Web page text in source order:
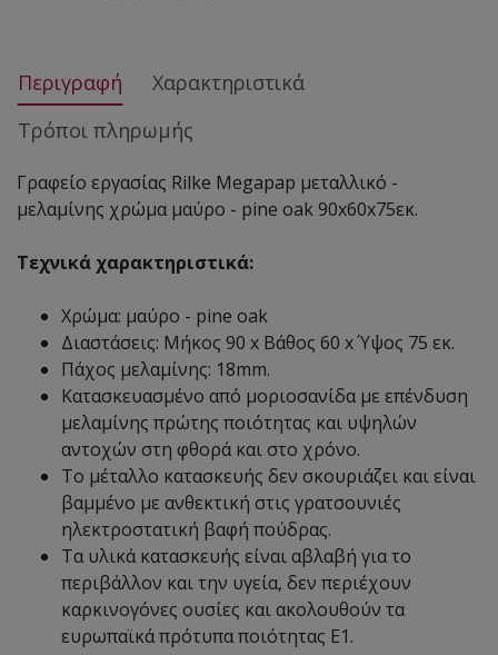
Περιγραφή
Χαρακτηριστικά
Τρόποι πληρωμής
Γραφείο εργασίας Rilke Megapap μεταλλικό -
μελαμίνης χρώμα μαύρο - pine oak 90x60x75εκ.
Τεχνικά χαρακτηριστικά:
Χρώμα: μαύρο - pine oak
Διαστάσεις: Μήκος 90 x Βάθος 60 x Ύψος 75 εκ.
Πάχος μελαμίνης: 18mm.
Κατασκευασμένο από μοριοσανίδα με επένδυση
μελαμίνης πρώτης ποιότητας και υψηλών
αντοχών στη φθορά και στο χρόνο.
Το μέταλλο κατασκευής δεν σκουριάζει και είναι
βαμμένο με ανθεκτική στις γρατσουνιές
ηλεκτροστατική βαφή πούδρας.
Τα υλικά κατασκευής είναι αβλαβή για το
περιβάλλον και την υγεία, δεν περιέχουν
καρκινογόνες ουσίες και ακολουθούν τα
ευρωπαϊκά πρότυπα ποιότητας Ε1.